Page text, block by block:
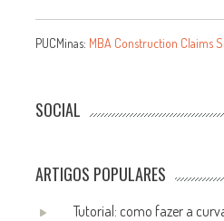
PUCMinas: MBA Construction Claims
SOCIAL
ARTIGOS POPULARES
Tutorial: como fazer a